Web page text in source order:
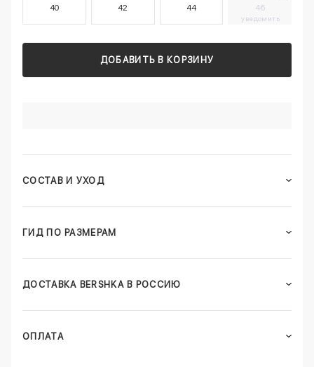
40 42 44 46
уведомить
ДОБАВИТЬ В КОРЗИНУ
СОСТАВ И УХОД
ГИД ПО РАЗМЕРАМ
ДОСТАВКА BERSHKA В РОССИЮ
ОПЛАТА